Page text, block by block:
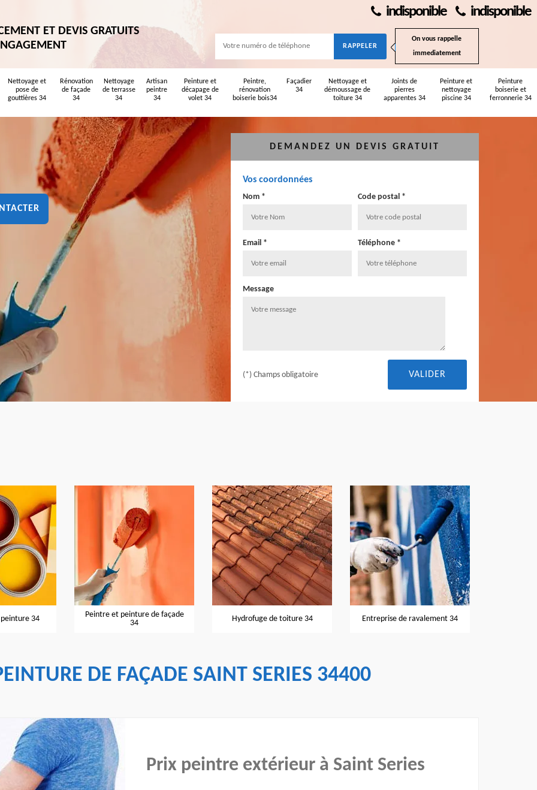
indisponible indisponible
ET DEVIS GRATUITS
On vous rappelle
immediatement
Nettoyage et
pose de
gouttières 34
Rénovation
de façade
34
Nettoyage
de terrasse
34
Artisan
peintre
34
Peinture et
décapage de
volet 34
Peintre,
rénovation
boiserie bois34
Façadier
34
Nettoyage et
démoussage de
toiture 34
Joints de
pierres
apparentes 34
Peinture et
nettoyage
piscine 34
Peinture
boiserie et
ferronnerie 34
DEMANDEZ UN DEVIS GRATUIT
Vos coordonnées
Nom * Code postal *
Email * Téléphone *
Message
(*) Champs obligatoire
34
Peintre et peinture de façade
34
Hydrofuge de toiture 34 Entreprise de ravalement 34
DE FAÇADE SAINT SERIES 34400
Prix peintre extérieur à Saint Series